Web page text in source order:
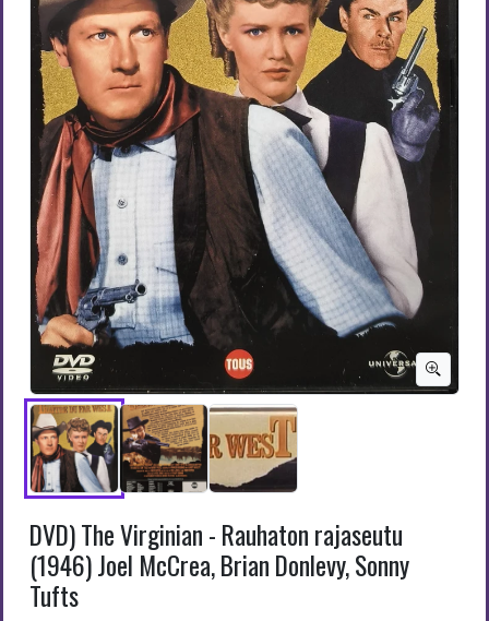
DVD) The Virginian - Rauhaton rajaseutu
(1946) Joel McCrea, Brian Donlevy, Sonny
Tufts